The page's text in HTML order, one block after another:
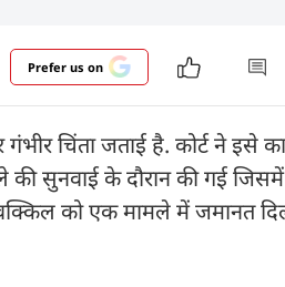
Prefer us on
चिंता जताई है. कोर्ट ने इसे
की सुनवाई के दौरान की गई
को एक मामले में जमानत